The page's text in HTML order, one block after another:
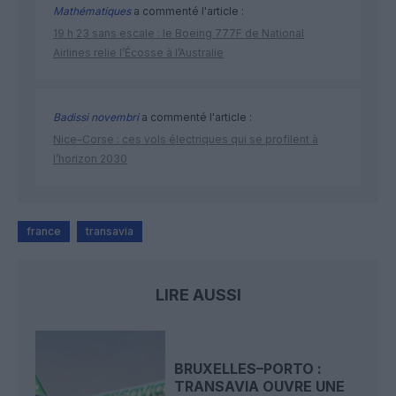
Mathématiquesa commenté l'article :
19 h 23 sans escale : le Boeing 777F de National
Airlines relie l’Écosse à l’Australie
Badissi novembria commenté l'article :
Nice–Corse : ces vols électriques qui se profilent à
l’horizon 2030
france transavia
LIRE AUSSI
BRUXELLES–PORTO :
TRANSAVIA OUVRE UNE